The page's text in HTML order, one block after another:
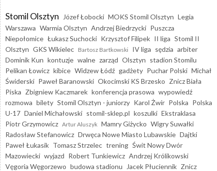
Stomil Olsztyn Józef Łobocki MOKS Stomil Olsztyn Legia
Warszawa Warmia Olsztyn Andrzej Biedrzycki Puszcza
Niepołomice Łukasz Suchocki Krzysztof Filipek II liga Stomil II
Olsztyn GKS Wikielec Bartosz Bartkowski IV liga sędzia arbiter
Dominik Kun kontuzje walne zarząd Olsztyn stadion Stomilu
Pelikan Łowicz kibice Widzew Łódź gadżety Puchar Polski Michał
Świderski Paweł Baranowski Okocimski KS Brzesko Znicz Biała
Piska Zbigniew Kaczmarek konferencja prasowa wypowiedź
rozmowa bilety Stomil Olsztyn - juniorzy Karol Żwir Polska Polska
U-17 Daniel Michałowski stomil-sklep.pl koszulki Ekstraklasa
Piotr Grzymowicz Artur Aluszyk Mamry Giżycko Wigry Suwałki
Radosław Stefanowicz Drwęca Nowe Miasto Lubawskie Dajtki
Paweł Łukasik Tomasz Strzelec trening Świt Nowy Dwór
Mazowiecki wyjazd Robert Tunkiewicz Andrzej Królikowski
Vęgoria Węgorzewo budowa stadionu Jacek Płuciennik Znicz